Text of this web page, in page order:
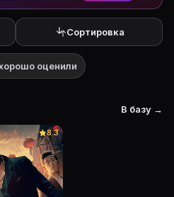
Сортировка
оценили
В базу →
8.3